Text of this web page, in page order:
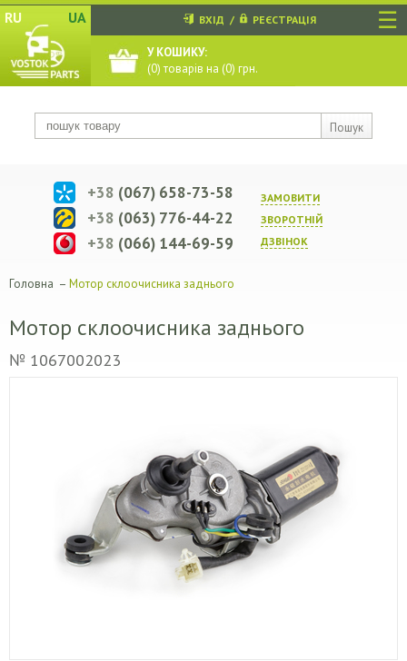
☰
RU UA
Пошук
ВХІД / РЕЄСТРАЦІЯ
У КОШИКУ:
(0) товарів на (0) грн.
ЗАМОВИТИ
ЗВОРОТНIЙ
ДЗВIНОК
+38 (067) 658-73-58
+38 (063) 776-44-22
+38 (066) 144-69-59
Головна – Мотор склоочисника заднього
Мотор склоочисника заднього
№ 1067002023